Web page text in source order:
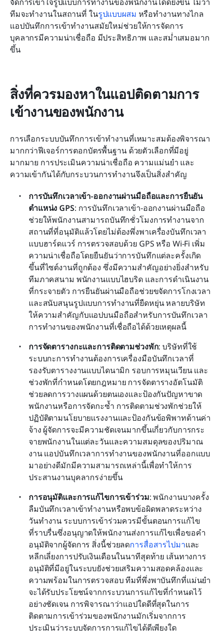
ทีมจะทำงานในสถานที่ ในรูปแบบผสม หรือทำงานทางไกล
แอปบันทึกการเข้าทำงานสมัยใหม่ช่วยให้การจัดการ
บุคลากรมีความน่าเชื่อถือ มีประสิทธิภาพ และสม่ำเสมอมาก
ขึ้น
สิ่งที่ควรมองหาในแอปติดตามการ
เข้างานของพนักงาน
การเลือกระบบบันทึกการเข้าทำงานที่เหมาะสมต้องพิจารณา
มากกว่าฟีเจอร์การตอกบัตรพื้นฐาน ด้วยตัวเลือกที่มีอยู่
มากมาย การประเมินความน่าเชื่อถือ ความแม่นยำ และ
ความเข้ากันได้กับกระบวนการทำงานจึงเป็นสิ่งสำคัญ
การบันทึกเวลาเข้า-ออกงานผ่านมือถือและการยืนยัน
ตำแหน่ง GPS: การบันทึกเวลาเข้า-ออกงานผ่านมือถือ
ช่วยให้พนักงานสามารถบันทึกชั่วโมงการทำงานจาก
สถานที่ที่อนุมัติแล้วโดยไม่ต้องพึ่งพาเครื่องบันทึกเวลา
แบบฮาร์ดแวร์ การตรวจสอบด้วย GPS หรือ Wi-Fi เพิ่ม
ความน่าเชื่อถือโดยยืนยันว่าการบันทึกแต่ละครั้งเกิด
ขึ้นที่ไซต์งานที่ถูกต้อง ซึ่งมีความสำคัญอย่างยิ่งสำหรับ
ทีมภาคสนาม พนักงานแบบไฮบริด และการดำเนินงาน
ที่กระจายตัว การยืนยันผ่านมือถือช่วยขจัดการโกงเวลา
และสนับสนุนรูปแบบการทำงานที่ยืดหยุ่น หลายบริษัท
ให้ความสำคัญกับแอปบนมือถือสำหรับการบันทึกเวลา
การทำงานของพนักงานที่เชื่อถือได้ด้วยเหตุผลนี้
การจัดตารางกะและการติดตามช่วงพัก: บริษัทที่ใช้
ระบบกะการทำงานต้องการเครื่องมือบันทึกเวลาที่
รองรับตารางงานแบบไดนามิก รอบการหมุนเวียน และ
ช่วงพักที่กำหนดโดยกฎหมาย การจัดตารางอัตโนมัติ
ช่วยลดการวางแผนด้วยตนเองและป้องกันปัญหาขาด
พนักงานหรือการจัดกะซ้ำ การติดตามช่วงพักช่วยให้
ปฏิบัติตามนโยบายแรงงานและป้องกันข้อพิพาทด้านค่า
จ้าง ผู้จัดการจะมีความชัดเจนมากขึ้นเกี่ยวกับการกระ
จายพนักงานในแต่ละวันและความสมดุลของปริมาณ
งาน แอปบันทึกเวลาการทำงานของพนักงานที่ออกแบบ
มาอย่างดีมักมีความสามารถเหล่านี้เพื่อทำให้การ
ประสานงานบุคลากรง่ายขึ้น
การอนุมัติและการแก้ไขการเข้าร่วม: พนักงานบางครั้ง
ลืมบันทึกเวลาเข้าทำงานหรือพบข้อผิดพลาดระหว่าง
วันทำงาน ระบบการเข้าร่วมควรมีขั้นตอนการแก้ไข
ที่ราบรื่นซึ่งอนุญาตให้พนักงานส่งการแก้ไขเพื่อขอคำ
อนุมัติจากผู้จัดการ สิ่งนี้ช่วยลดการสื่อสารไปมาและ
หลีกเลี่ยงการปรับเงินเดือนในนาทีสุดท้าย เส้นทางการ
อนุมัติที่มีอยู่ในระบบยังช่วยเสริมความสอดคล้องและ
ความพร้อมในการตรวจสอบ ทีมที่พึ่งพาบันทึกที่แม่นยำ
จะได้รับประโยชน์จากกระบวนการแก้ไขที่กำหนดไว้
อย่างชัดเจน การพิจารณาว่าแอปใดดีที่สุดในการ
ติดตามการเข้าร่วมของพนักงานมักเริ่มจากการ
ประเมินว่าระบบจัดการการแก้ไขได้ดีเพียงใด